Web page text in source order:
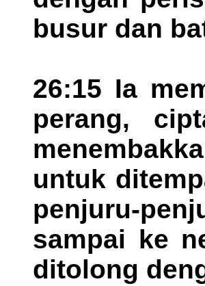
busur dan
26:15 Ia
perang,
untuk
penjuru-
sampai ke
ditolong